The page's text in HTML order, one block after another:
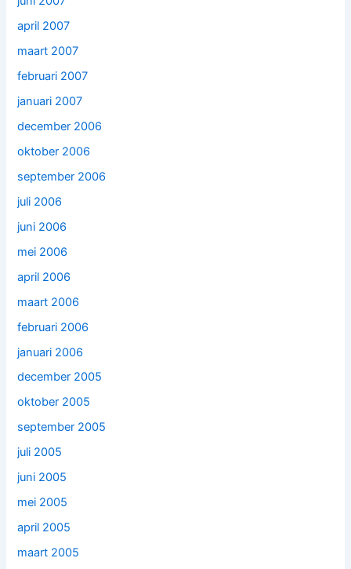
april 2007
maart 2007
februari 2007
januari 2007
december 2006
oktober 2006
september 2006
juli 2006
juni 2006
mei 2006
april 2006
maart 2006
februari 2006
januari 2006
december 2005
oktober 2005
september 2005
juli 2005
juni 2005
mei 2005
april 2005
maart 2005